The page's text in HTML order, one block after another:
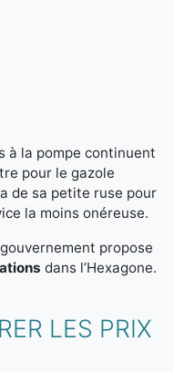
à la pompe continuent
pour le gazole
de sa petite ruse pour
la moins onéreuse.
propose
dans l’Hexagone.
LES PRIX